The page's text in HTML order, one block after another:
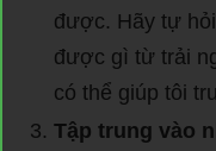
được. Hãy tự
được gì từ trải
có thể giúp tôi
Tập trung vào